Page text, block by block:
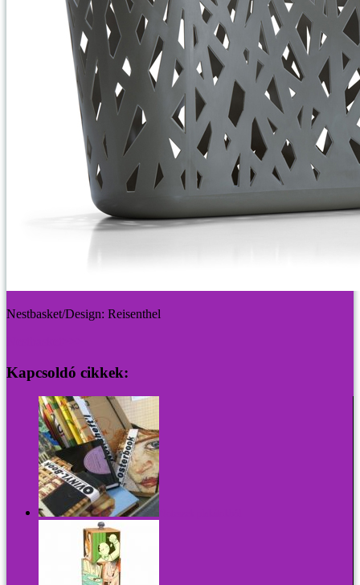
Nestbasket/Design: Reisenthel
Kapcsoldó cikkek: